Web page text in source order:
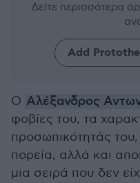
Δείτε περισσότερα
Add
Ο Αλέξανδρος
φοβίες του, τα
προσωπικότητάς
πορεία, αλλά και
μια σειρά που δεν